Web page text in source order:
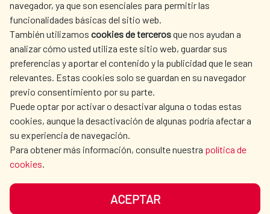
navegador, ya que son esenciales para permitir las
funcionalidades básicas del sitio web.
También utilizamos cookies de tercerosque nos ayudan a
analizar cómo usted utiliza este sitio web, guardar sus
preferencias y aportar el contenido y la publicidad que le sean
relevantes. Estas cookies solo se guardan en su navegador
previo consentimiento por su parte.
Puede optar por activar o desactivar alguna o todas estas
cookies, aunque la desactivación de algunas podría afectar a
su experiencia de navegación.
Para obtener más información, consulte nuestra política de
cookies.
ACEPTAR
ACTION
CULTURE AND SCIENCE LIBRARY
OUR SOCIAL MEDIA
DATA PROTECTION